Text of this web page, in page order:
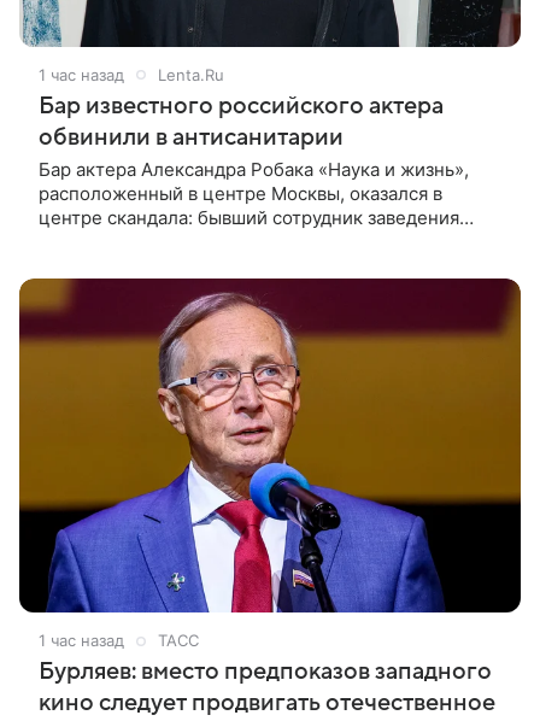
1 час назад Lenta.Ru
Бар известного российского актера
обвинили в антисанитарии
Бар актера Александра Робака «Наука и жизнь»,
расположенный в центре Москвы, оказался в
центре скандала: бывший сотрудник заведения
1 час назад ТАСС
Бурляев: вместо предпоказов западного
кино следует продвигать отечественное